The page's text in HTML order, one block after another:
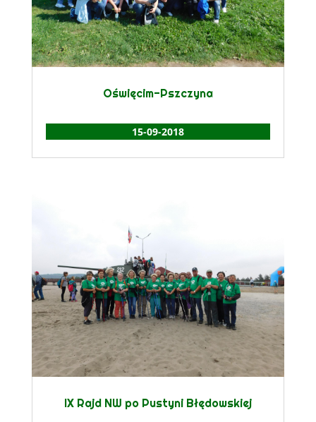
Oświęcim-Pszczyna
15-09-2018
IX Rajd NW po Pustyni Błędowskiej